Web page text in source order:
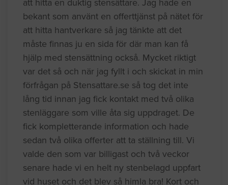
att hitta en duktig stensättare. Jag hade en
bekant som använt en offerttjänst på nätet för
att hitta hantverkare så jag tänkte att det
måste finnas ju en sida för där man kan få
hjälp med stensättning också. Mycket riktigt
var det så och när jag fyllt i och skickat in min
förfrågan på Stensattare.se så tog det inte
lång tid innan jag fick kontakt med två olika
stenläggare som ville åta sig uppdraget. De
fick kompletterande information och hade
sedan två olika offerter att ta ställning till. Vi
valde den som var billigast och två veckor
senare hade vi en helt ny stenbelagd uppfart
vid huset och det blev så himla bra! Kort och